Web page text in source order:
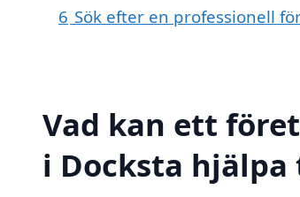
6 Sök efter en professionell
Vad kan ett
i Docksta hjälpa